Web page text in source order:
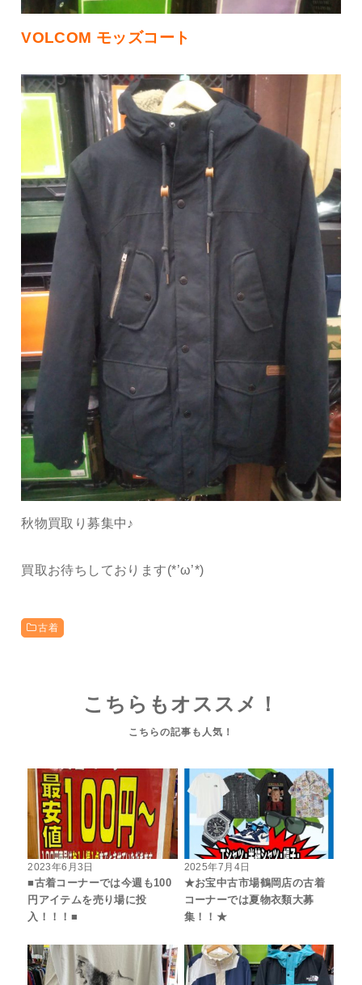
VOLCOM モッズコート
秋物買取り募集中♪
買取お待ちしております(*’ω’*)
古着
こちらもオススメ！
2023年6月3日
■古着コーナーでは今週も100
円アイテムを売り場に投
入！！！■
2025年7月4日
★お宝中古市場鶴岡店の古着
コーナーでは夏物衣類大募
集！！★